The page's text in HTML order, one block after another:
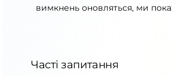
вимкнень оновляться, ми
Часті запитання